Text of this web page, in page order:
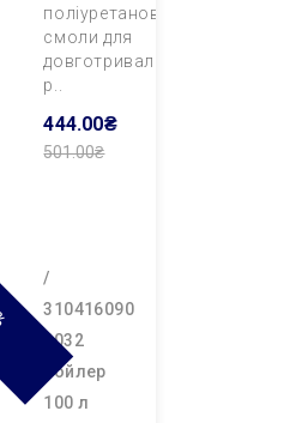
поліуретанової
смоли для
довготривалого
р..
444.00₴
501.00₴
/
310416090
0032
бойлер
100 л